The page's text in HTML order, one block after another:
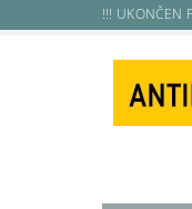
!!! UKONČEN